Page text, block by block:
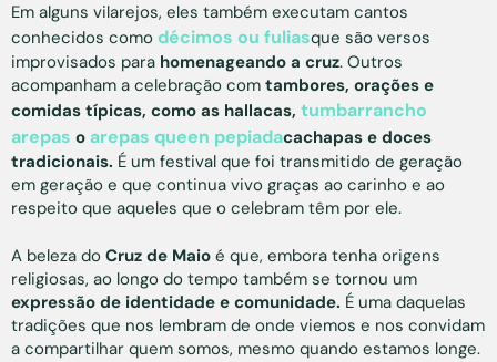
Em alguns vilarejos, eles também executam cantos
conhecidos como décimos ou fuliasque são versos
improvisados para homenageando a cruz. Outros
acompanham a celebração com tambores, orações e
comidas típicas, como as hallacas, tumbarrancho
arepas o arepas queen pepiadacachapas e doces
tradicionais. É um festival que foi transmitido de geração
em geração e que continua vivo graças ao carinho e ao
respeito que aqueles que o celebram têm por ele.
A beleza do Cruz de Maio é que, embora tenha origens
religiosas, ao longo do tempo também se tornou um
expressão de identidade e comunidade. É uma daquelas
tradições que nos lembram de onde viemos e nos convidam
a compartilhar quem somos, mesmo quando estamos longe.